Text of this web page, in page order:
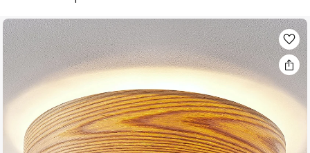
Ga
naar
het
einde
van
afbeeldingen-
gallerij